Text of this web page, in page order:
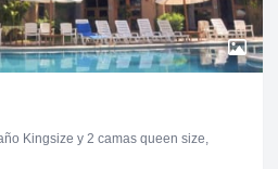
Kingsize y 2 camas queen size